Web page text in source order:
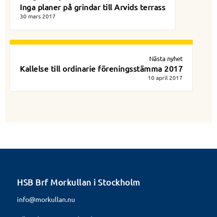
Inga planer på grindar till Arvids terrass
30 mars 2017
Nästa nyhet
Kallelse till ordinarie föreningsstämma 2017
10 april 2017
HSB Brf Morkullan i Stockholm
info@morkullan.nu